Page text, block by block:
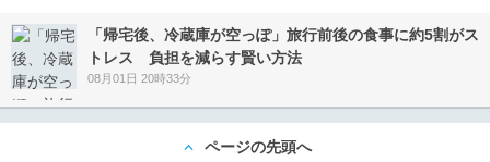
「帰宅後、冷蔵庫が空っぽ」旅行前後の食事に約5割がス
トレス 負担を減らす賢い方法
08月01日 20時33分
ページの先頭へ